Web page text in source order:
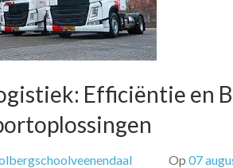
Efficiëntie en
Op 07